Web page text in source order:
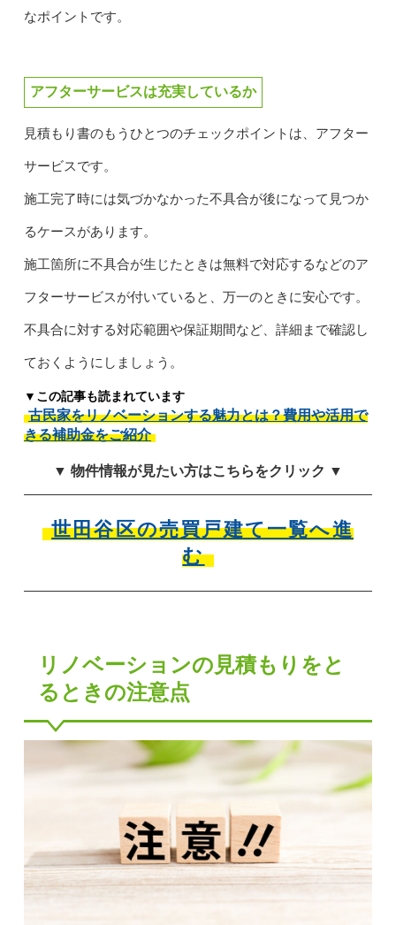
なポイントです。
アフターサービスは充実しているか
見積もり書のもうひとつのチェックポイントは、アフター
サービスです。
施工完了時には気づかなかった不具合が後になって見つか
るケースがあります。
施工箇所に不具合が生じたときは無料で対応するなどのア
フターサービスが付いていると、万一のときに安心です。
不具合に対する対応範囲や保証期間など、詳細まで確認し
ておくようにしましょう。
▼この記事も読まれています
古民家をリノベーションする魅力とは？費用や活用で
きる補助金をご紹介
▼ 物件情報が見たい方はこちらをクリック ▼
世田谷区の売買戸建て一覧へ進
む
リノベーションの見積もりをと
るときの注意点